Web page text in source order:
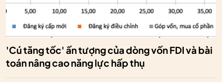
'Cú tăng tốc' ấn tượng của dòng vốn FDI và bài
toán nâng cao năng lực hấp thụ